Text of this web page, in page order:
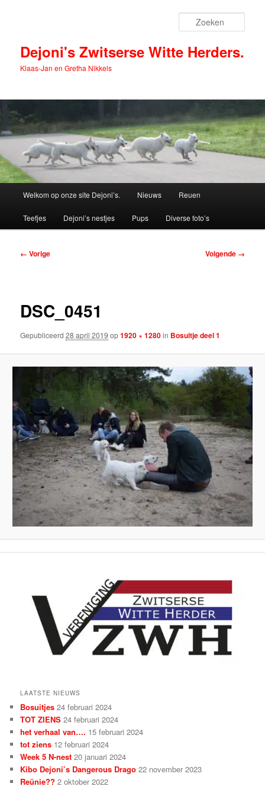
inhoudDejoni's Zwitserse Witte Herders.
Klaas-Jan en Gretha Nikkels
Welkom op onze site Dejoni’s. Nieuws Reuen
Teefjes Dejoni’s nestjes Pups Diverse foto’s
Afbeeldingsnavigatie
← Vorige Volgende →
DSC_0451
Gepubliceerd28 april 2019 op1920 × 1280in Bosuitje deel 1
LAATSTE NIEUWS
Bosuitjes 24 februari 2024
TOT ZIENS 24 februari 2024
het verhaal van…. 15 februari 2024
tot ziens 12 februari 2024
Week 5 N-nest 20 januari 2024
Kibo Dejoni’s Dangerous Drago 22 november 2023
Reünie?? 2 oktober 2022